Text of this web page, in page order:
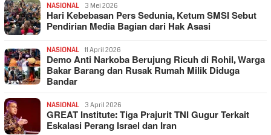
NASIONAL 3 Mei 2026
Hari Kebebasan Pers Sedunia, Ketum SMSI Sebut
Pendirian Media Bagian dari Hak Asasi
NASIONAL 11 April 2026
Demo Anti Narkoba Berujung Ricuh di Rohil, Warga
Bakar Barang dan Rusak Rumah Milik Diduga
Bandar
NASIONAL 3 April 2026
GREAT Institute: Tiga Prajurit TNI Gugur Terkait
Eskalasi Perang Israel dan Iran